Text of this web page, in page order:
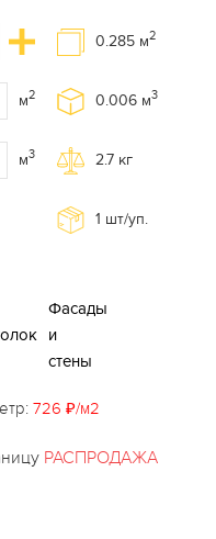
м2
м3
0.285 м2
0.006 м3
2.7 кг
1 шт/уп.
Фасады
и
стены
726 ₽/м2
РАСПРОДАЖА